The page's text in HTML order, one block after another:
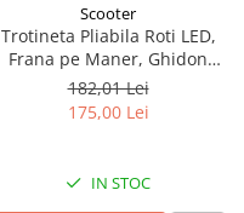
Scooter
Trotineta Pliabila Roti LED,
Frana pe Maner, Ghidon
Reglabil - Roz
182,01 Lei
175,00 Lei
IN STOC